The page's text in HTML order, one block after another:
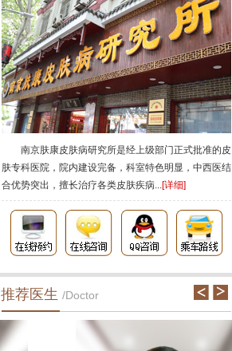
南京肤康皮肤病研究所是经上级部门正式批准的皮
肤专科医院，院内建设完备，科室特色明显，中西医结
合优势突出，擅长治疗各类皮肤疾病...[详细]
推荐医生 /Doctor